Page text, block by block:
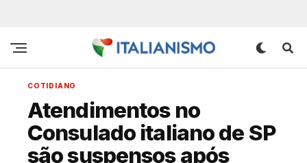
COTIDIANO
Atendimentos no
Consulado italiano de SP
são suspensos após